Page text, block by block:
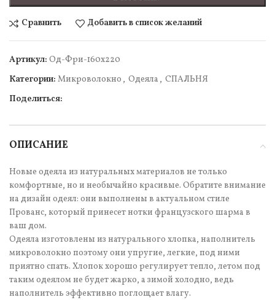
Сравнить Добавить в список желаний
Артикул: Од-Фри-160х220
Категории: Микроволокно , Одеяла , СПАЛЬНЯ
Поделиться:
ОПИСАНИЕ
Новые одеяла из натуральных материалов не только
комфортные, но и необычайно красивые. Обратите внимание
на дизайн одеял: они выполнены в актуальном стиле
Прованс, который принесет нотки французского шарма в
ваш дом.
Одеяла изготовлены из натурального хлопка, наполнитель
микроволокно поэтому они упругие, легкие, под ними
приятно спать. Хлопок хорошо регулирует тепло, летом под
таким одеялом не будет жарко, а зимой холодно, ведь
наполнитель эффективно поглощает влагу.